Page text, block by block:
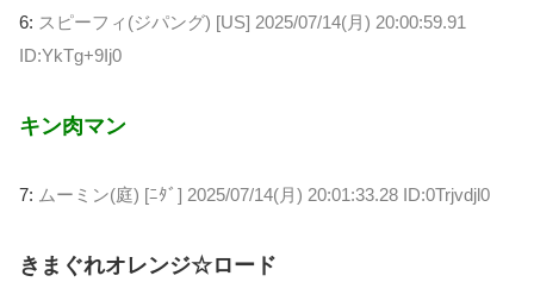
6: スピーフィ(ジパング) [US] 2025/07/14(月) 20:00:59.91
ID:YkTg+9Ij0
キン肉マン
7: ムーミン(庭) [ﾆﾀﾞ] 2025/07/14(月) 20:01:33.28 ID:0Trjvdjl0
きまぐれオレンジ☆ロード